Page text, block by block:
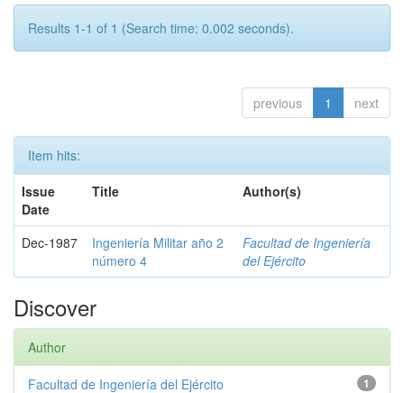
Results 1-1 of 1 (Search time: 0.002 seconds).
previous 1 next
Item hits:
Issue
Date
Title Author(s)
Dec-1987
Ingeniería Militar año 2
número 4
Facultad de Ingeniería
del Ejército
Discover
Author
1
Facultad de Ingeniería del Ejército